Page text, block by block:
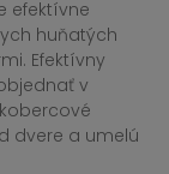
efektívne
huňatých
Efektívny
v
dvere a umelú